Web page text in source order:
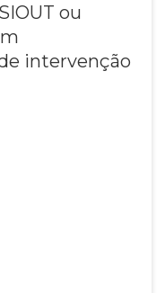
ou
intervenção